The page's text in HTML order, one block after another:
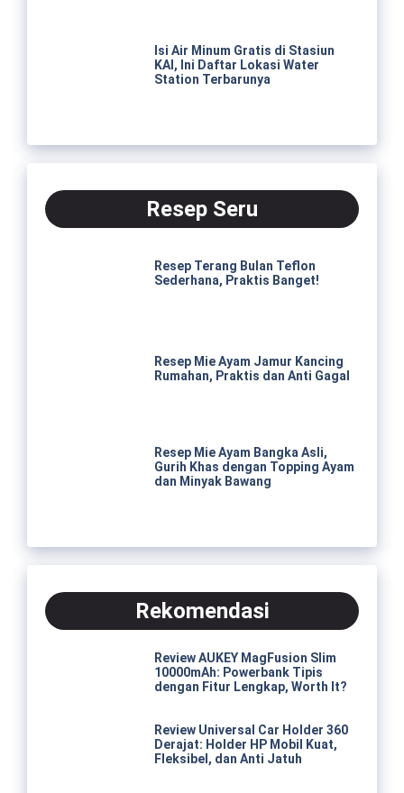
Isi Air Minum Gratis di Stasiun
KAI, Ini Daftar Lokasi Water
Station Terbarunya
Resep Seru
Resep Terang Bulan Teflon
Sederhana, Praktis Banget!
Resep Mie Ayam Jamur Kancing
Rumahan, Praktis dan Anti Gagal
Resep Mie Ayam Bangka Asli,
Gurih Khas dengan Topping Ayam
dan Minyak Bawang
Rekomendasi
Review AUKEY MagFusion Slim
10000mAh: Powerbank Tipis
dengan Fitur Lengkap, Worth It?
Review Universal Car Holder 360
Derajat: Holder HP Mobil Kuat,
Fleksibel, dan Anti Jatuh